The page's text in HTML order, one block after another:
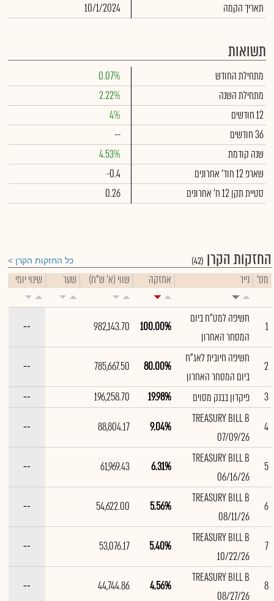
תאריך הקמה
10/1/2024
תשואות
מתחילת החודש
0.07%
מתחילת השנה
2.22%
12 חודשים
4%
36 חודשים
--
שנה קודמת
4.53%
שארפ 12 חוד' אחרונים
-0.4
סטיית תקן 12 ח' אחרונים
0.26
החזקות הקרן (42) כל החזקות הקרן
מס' נייר אחזקה שווי (א' ש"ח) שער שינוי יומי
1
חשיפה למט"ח ביום
המסחר האחרון
100.00%
982,143.70
--
2
חשיפה חיובית לאג"ח
ביום המסחר האחרון
80.00%
785,667.50
--
3
פיקדון בבנק מסוים 19.98%
196,258.70
--
4
TREASURY BILL B
07/09/26
9.04%
88,804.17
--
5
TREASURY BILL B
06/16/26
6.31%
61,969.43
--
6
TREASURY BILL B
08/11/26
5.56%
54,622.00
--
7
TREASURY BILL B
10/22/26
5.40%
53,076.17
--
8
TREASURY BILL B
08/27/26
4.56%
44,744.86
--